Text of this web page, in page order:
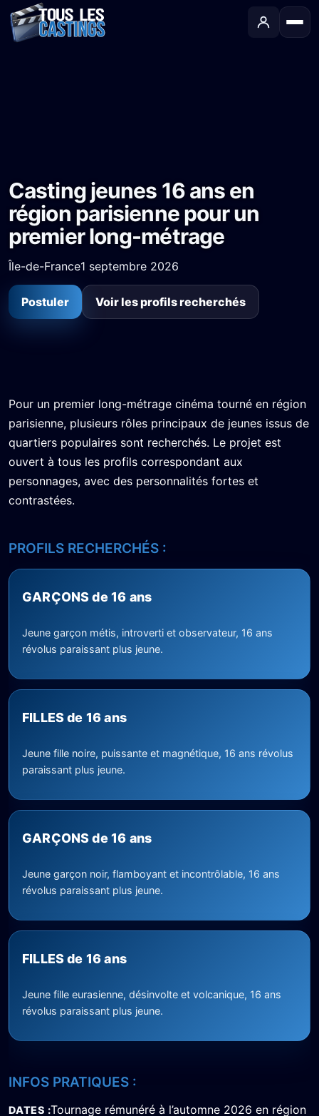
Casting jeunes 16 ans en
région parisienne pour un
premier long-métrage
Île-de-France1 septembre 2026
Postuler Voir les profils recherchés
Pour un premier long-métrage cinéma tourné en région
parisienne, plusieurs rôles principaux de jeunes issus de
quartiers populaires sont recherchés. Le projet est
ouvert à tous les profils correspondant aux
personnages, avec des personnalités fortes et
contrastées.
PROFILS RECHERCHÉS :
GARÇONS de 16 ans
Jeune garçon métis, introverti et observateur, 16 ans
révolus paraissant plus jeune.
FILLES de 16 ans
Jeune fille noire, puissante et magnétique, 16 ans révolus
paraissant plus jeune.
GARÇONS de 16 ans
Jeune garçon noir, flamboyant et incontrôlable, 16 ans
révolus paraissant plus jeune.
FILLES de 16 ans
Jeune fille eurasienne, désinvolte et volcanique, 16 ans
révolus paraissant plus jeune.
INFOS PRATIQUES :
DATES Tournage rémunéré à l’automne 2026 en région